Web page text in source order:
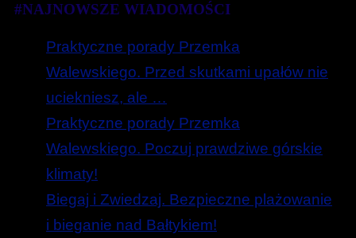
#NAJNOWSZE WIADOMOŚCI
Praktyczne porady Przemka
Walewskiego. Przed skutkami upałów nie
uciekniesz, ale …
Praktyczne porady Przemka
Walewskiego. Poczuj prawdziwe górskie
klimaty!
Biegaj i Zwiedzaj. Bezpieczne plażowanie
i bieganie nad Bałtykiem!